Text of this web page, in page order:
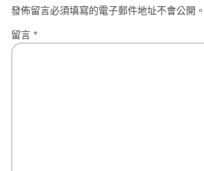
發佈留言必須填寫的電子郵件地址不會公開。
留言 *